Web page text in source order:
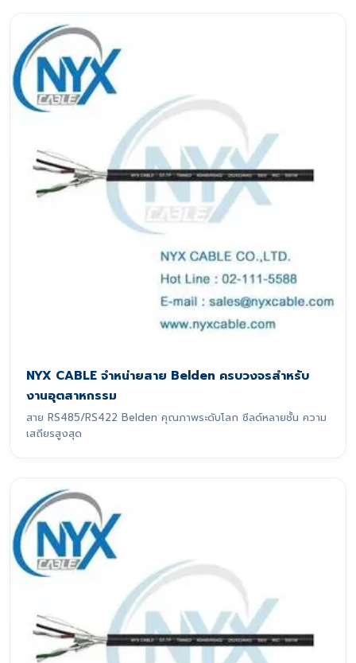
NYX CABLE จำหน่ายสาย Belden ครบวงจรสำหรับ
งานอุตสาหกรรม
สาย RS485/RS422 Belden คุณภาพระดับโลก ชีลด์หลายชั้น ความ
เสถียรสูงสุด